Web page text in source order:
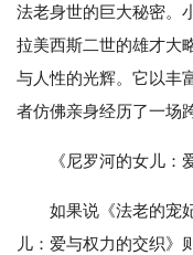
法老身世的巨大秘密。
拉美西斯二世的雄才大
与人性的光辉。它以丰
者仿佛亲身经历了一场
《尼罗河的女儿：
如果说《法老的宠
儿：爱与权力的交织》